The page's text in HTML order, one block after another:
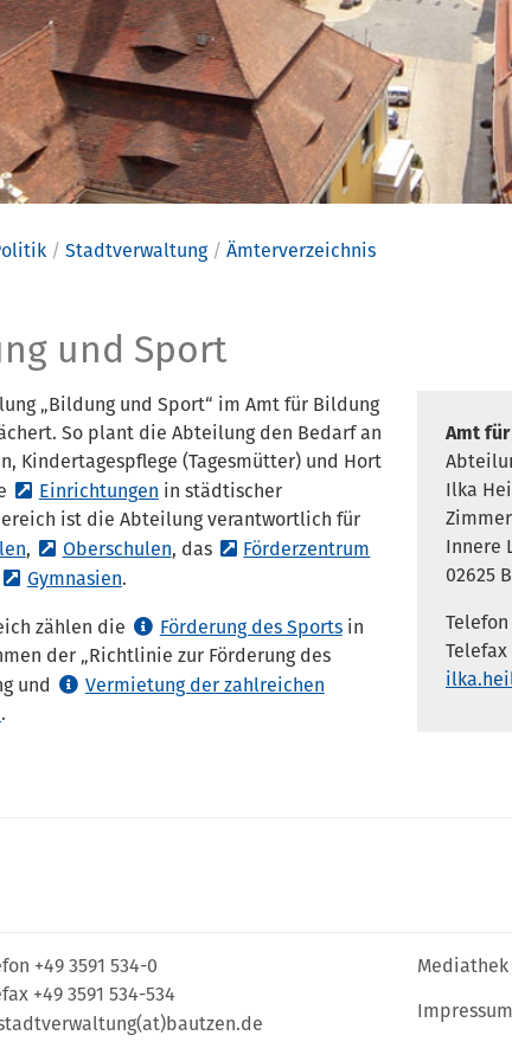
Stadtverwaltung Ämterverzeichnis
und Sport
„Bildung und Sport“ im Amt für Bildung
So plant die Abteilung den Bedarf an
Kindertagespflege (Tagesmütter) und Hort
Einrichtungen in städtischer
ist die Abteilung verantwortlich für
, Oberschulen, das
Förderzentrum
Gymnasien.
zählen die Förderung des Sportsin
der „Richtlinie zur Förderung des
und
Vermietung der zahlreichen
.
Amt
Ilka
Innere
02625
Telefon
Telefax
+49 3591 534-0
+49 3591 534-534
Mediathek
Impressum